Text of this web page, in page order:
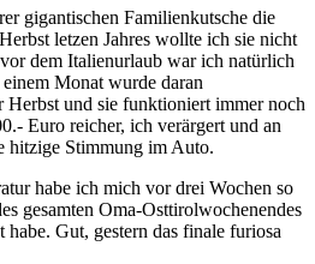
gigantischen Familienkutsche die
letzen Jahres wollte ich sie nicht
dem Italienurlaub war ich natürlich
Monat wurde daran
Herbst und sie funktioniert immer noch
Euro reicher, ich verärgert und an
hitzige Stimmung im Auto.
habe ich mich vor drei Wochen so
gesamten Oma-Osttirolwochenendes
Gut, gestern das finale furiosa